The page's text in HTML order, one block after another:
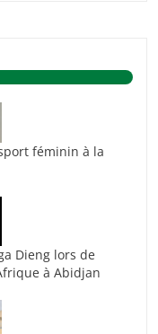
féminin à la
Dieng lors de
à Abidjan